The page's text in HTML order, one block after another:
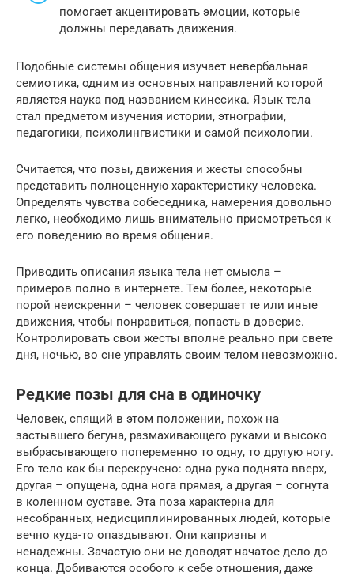
помогает акцентировать эмоции, которые
должны передавать движения.
Подобные системы общения изучает невербальная
семиотика, одним из основных направлений которой
является наука под названием кинесика. Язык тела
стал предметом изучения истории, этнографии,
педагогики, психолингвистики и самой психологии.
Считается, что позы, движения и жесты способны
представить полноценную характеристику человека.
Определять чувства собеседника, намерения довольно
легко, необходимо лишь внимательно присмотреться к
его поведению во время общения.
Приводить описания языка тела нет смысла –
примеров полно в интернете. Тем более, некоторые
порой неискренни – человек совершает те или иные
движения, чтобы понравиться, попасть в доверие.
Контролировать свои жесты вполне реально при свете
дня, ночью, во сне управлять своим телом невозможно.
Редкие позы для сна в одиночку
Человек, спящий в этом положении, похож на
застывшего бегуна, размахивающего руками и высоко
выбрасывающего попеременно то одну, то другую ногу.
Его тело как бы перекручено: одна рука поднята вверх,
другая – опущена, одна нога прямая, а другая – согнута
в коленном суставе. Эта поза характерна для
несобранных, недисциплинированных людей, которые
вечно куда-то опаздывают. Они капризны и
ненадежны. Зачастую они не доводят начатое дело до
конца. Добиваются особого к себе отношения, даже